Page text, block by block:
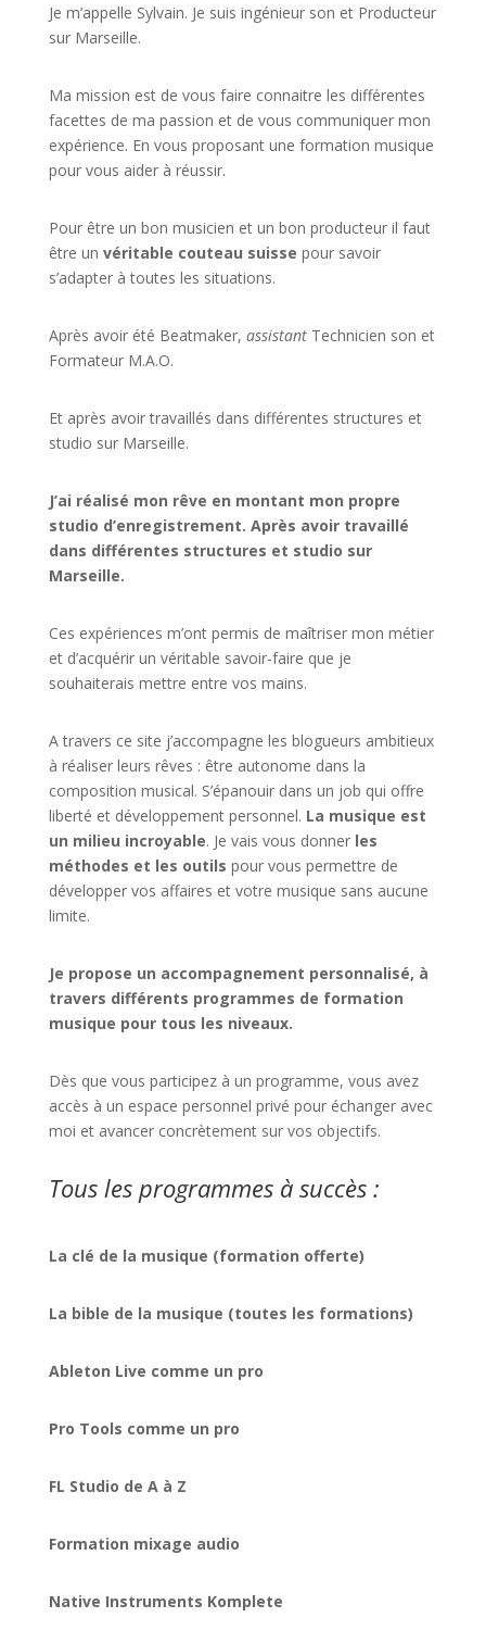
Je m’appelle Sylvain. Je suis ingénieur son et Producteur
sur Marseille.
Ma mission est de vous faire connaitre les différentes
facettes de ma passion et de vous communiquer mon
expérience. En vous proposant une formation musique
pour vous aider à réussir.
Pour être un bon musicien et un bon producteur il faut
être un véritable couteau suisse pour savoir
s’adapter à toutes les situations.
Après avoir été Beatmaker, assistant Technicien son et
Formateur M.A.O.
Et après avoir travaillés dans différentes structures et
studio sur Marseille.
J’ai réalisé mon rêve en montant mon propre
studio d’enregistrement. Après avoir travaillé
dans différentes structures et studio sur
Marseille.
Ces expériences m’ont permis de maîtriser mon métier
et d’acquérir un véritable savoir-faire que je
souhaiterais mettre entre vos mains.
A travers ce site j’accompagne les blogueurs ambitieux
à réaliser leurs rêves : être autonome dans la
composition musical. S’épanouir dans un job qui offre
liberté et développement personnel. La musique est
un milieu incroyable. Je vais vous donner les
méthodes et les outils pour vous permettre de
développer vos affaires et votre musique sans aucune
limite.
Je propose un accompagnement personnalisé, à
travers différents programmes de formation
musique pour tous les niveaux.
Dès que vous participez à un programme, vous avez
accès à un espace personnel privé pour échanger avec
moi et avancer concrètement sur vos objectifs.
Tous les programmes à succès :
La clé de la musique (formation offerte)
La bible de la musique (toutes les formations)
Ableton Live comme un pro
Pro Tools comme un pro
FL Studio de A à Z
Formation mixage audio
Native Instruments Komplete